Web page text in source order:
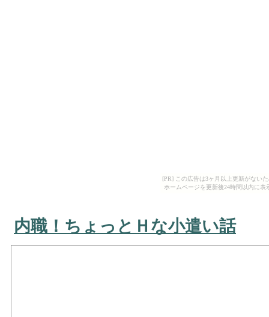
[PR] この広告は3ヶ月以上更新がない
ホームページを更新後24時間以内に表
内職！ちょっとＨな小遣い話